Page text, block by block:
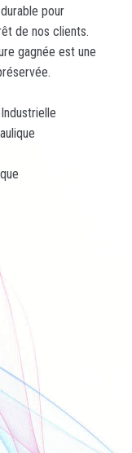
pour
de nos clients.
gagnée est une